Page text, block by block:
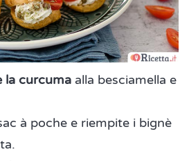
la curcuma alla besciamella e
à poche e riempite i bignè